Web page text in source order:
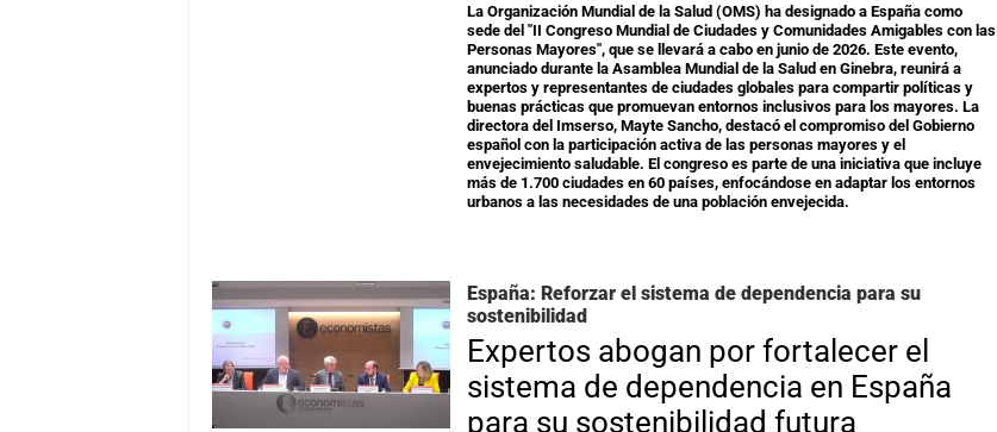
La Organización Mundial de la Salud (OMS) ha designado a España como
sede del "II Congreso Mundial de Ciudades y Comunidades Amigables con las
Personas Mayores", que se llevará a cabo en junio de 2026. Este evento,
anunciado durante la Asamblea Mundial de la Salud en Ginebra, reunirá a
expertos y representantes de ciudades globales para compartir políticas y
buenas prácticas que promuevan entornos inclusivos para los mayores. La
directora del Imserso, Mayte Sancho, destacó el compromiso del Gobierno
español con la participación activa de las personas mayores y el
envejecimiento saludable. El congreso es parte de una iniciativa que incluye
más de 1.700 ciudades en 60 países, enfocándose en adaptar los entornos
urbanos a las necesidades de una población envejecida.
España: Reforzar el sistema de dependencia para su
sostenibilidad
Expertos abogan por fortalecer el
sistema de dependencia en España
para su sostenibilidad futura